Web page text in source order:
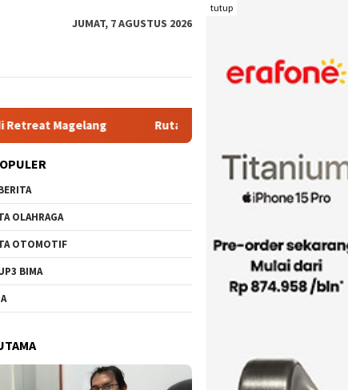
tutup
JUMAT, 7 AGUSTUS 2026
Rutan Kelas IIB Raba Bima Sambut Kunjungan Pj. Wali
OLAHRAGA
OTOMOTIF
BIMA